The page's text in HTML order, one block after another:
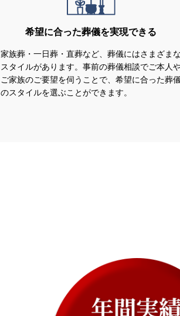
希望に合った葬儀を実現できる
家族葬・一日葬・直葬など、葬儀にはさまざま
スタイルがあります。事前の葬儀相談でご本人
ご家族のご要望を伺うことで、希望に合った葬
のスタイルを選ぶことができます。